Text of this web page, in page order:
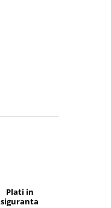
Plati in
siguranta